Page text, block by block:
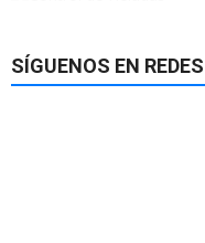
SÍGUENOS EN